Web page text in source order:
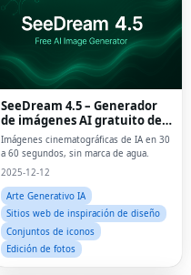
SeeDream 4.5 – Generador
de imágenes AI gratuito de
ByteDance
Imágenes cinematográficas de IA en 30
a 60 segundos, sin marca de agua.
2025-12-12
Arte Generativo IA
Sitios web de inspiración de diseño
Conjuntos de iconos
Edición de fotos